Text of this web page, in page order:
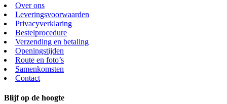
Over ons
Leveringsvoorwaarden
Privacyverklaring
Bestelprocedure
Verzending en betaling
Openingstijden
Route en foto’s
Samenkomsten
Contact
Blijf op de hoogte